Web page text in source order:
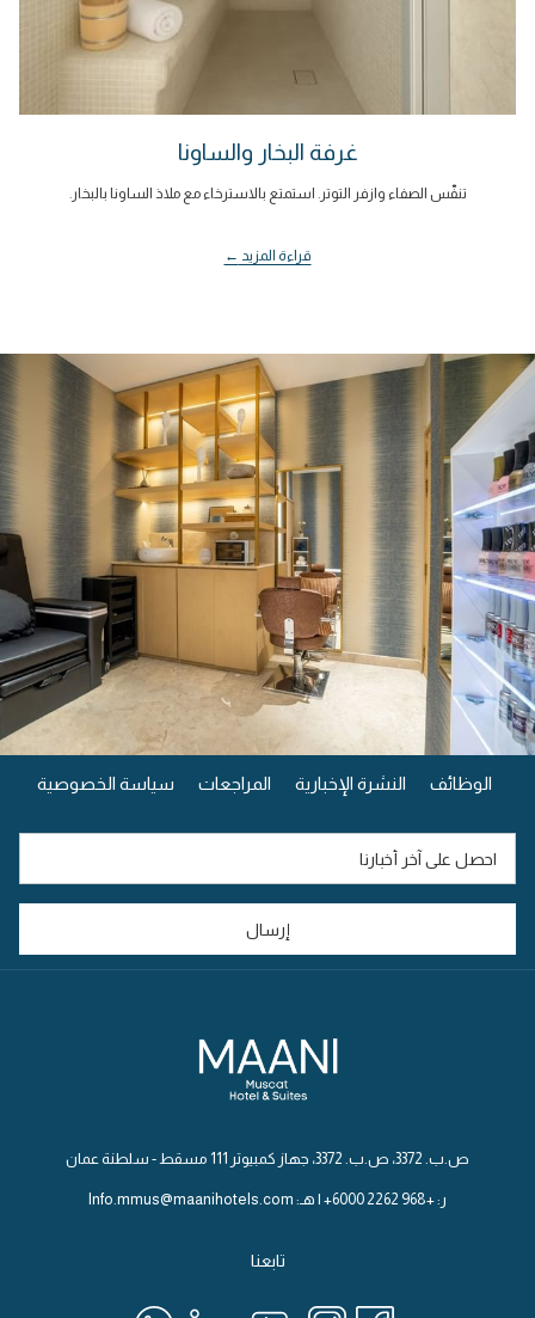
غرفة البخار والساونا
تنفّس الصفاء وازفر التوتر. استمتع بالاسترخاء مع ملاذ الساونا بالبخار.
قراءة المزيد
الوظائف النشرة الإخبارية المراجعاتيفتح
علامة
سياسة الخصوصية
إرسال
تابعنا
ص.ب. 3372، ص.ب. 3372، جهاز كمبيوتر 111 مسقط - سلطنة عمان
ر: +968 2262 6000+ | هـ: Info.mmus@maanihotels.com